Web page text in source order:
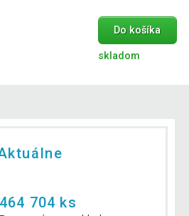
Do košíka
skladom
464 704 ks